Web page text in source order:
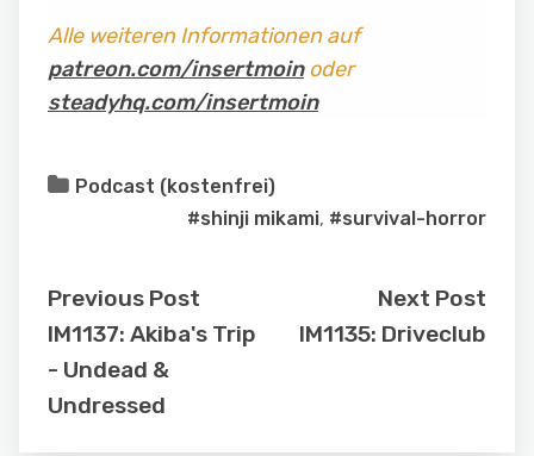
Alle weiteren Informationen auf
patreon.com/insertmoinoder
steadyhq.com/insertmoin
Podcast (kostenfrei)
#shinji mikami, #survival-horror
Previous Post
IM1137: Akiba's Trip
- Undead &
Undressed
Next Post
IM1135: Driveclub